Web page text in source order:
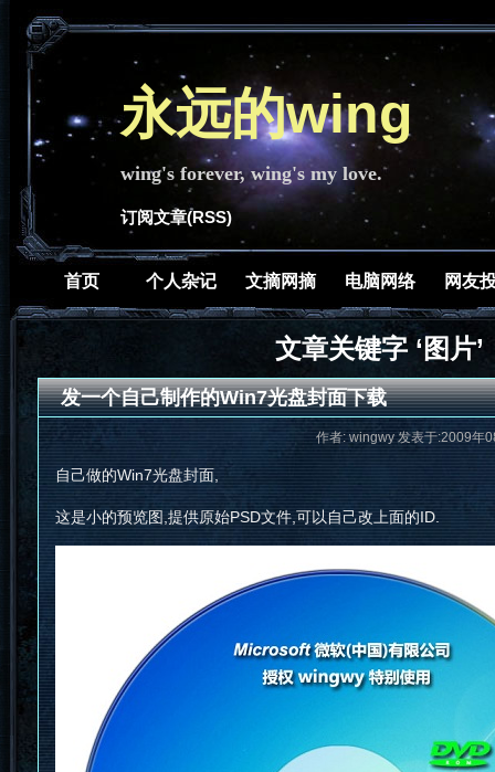
永远的wing
wing's forever, wing's my love.
订阅文章(RSS)
首页 个人杂记 文摘网摘 电脑网络 网友
文章关键字 ‘图片’
发一个自己制作的Win7光盘封面下载
作者: wingwy 发表于:2009年
自己做的Win7光盘封面,
这是小的预览图,提供原始PSD文件,可以自己改上面的ID.